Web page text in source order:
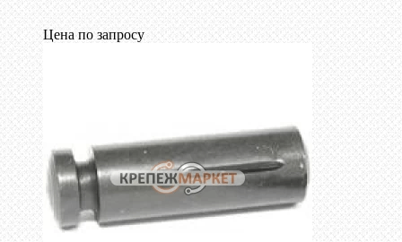
Цена по запросу